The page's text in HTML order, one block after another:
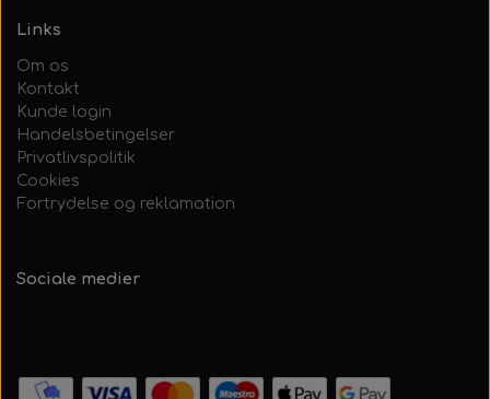
Links
Om os
Kontakt
Kunde login
Handelsbetingelser
Privatlivspolitik
Cookies
Fortrydelse og reklamation
Sociale medier